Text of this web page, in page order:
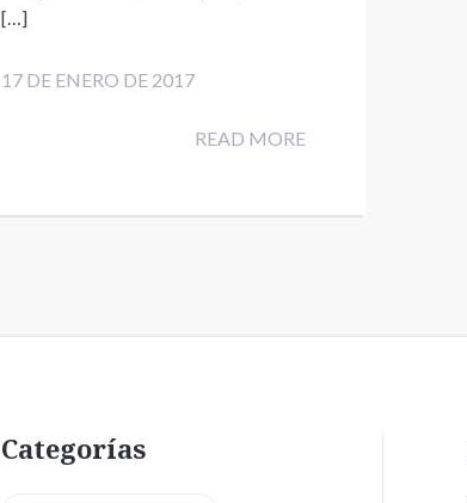
[…]
17 DE ENERO DE 2017
READ MORE
Categorías